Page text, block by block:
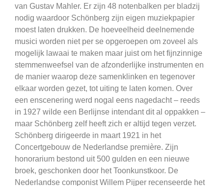
van Gustav Mahler. Er zijn 48 notenbalken per bladzij
nodig waardoor Schönberg zijn eigen muziekpapier
moest laten drukken. De hoeveelheid deelnemende
musici worden niet per se opgeroepen om zoveel als
mogelijk lawaai te maken maar juist om het fijnzinnige
stemmenweefsel van de afzonderlijke instrumenten en
de manier waarop deze samenklinken en tegenover
elkaar worden gezet, tot uiting te laten komen. Over
een enscenering werd nogal eens nagedacht – reeds
in 1927 wilde een Berlijnse intendant dit al oppakken –
maar Schönberg zelf heeft zich er altijd tegen verzet.
Schönberg dirigeerde in maart 1921 in het
Concertgebouw de Nederlandse première. Zijn
honorarium bestond uit 500 gulden en een nieuwe
broek, geschonken door het Toonkunstkoor. De
Nederlandse componist Willem Pijper recenseerde het